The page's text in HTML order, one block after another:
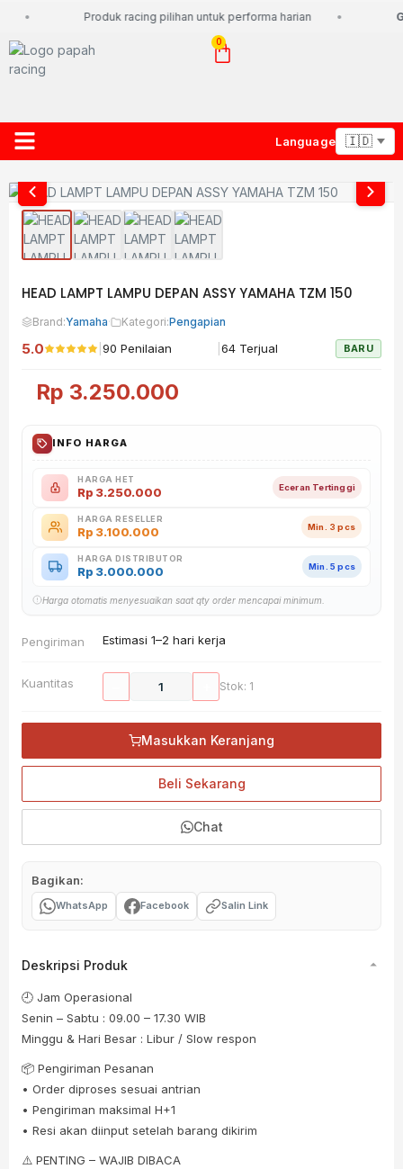
Produk racing pilihan untuk performa harian
0
Language
HEAD LAMPT LAMPU DEPAN ASSY YAMAHA TZM 150
Brand:Yamaha· Kategori:Pengapian
5.0 90 Penilaian 64 Terjual BARU
Rp 3.250.000
INFO HARGA
HARGA HET
Rp 3.250.000 Eceran Tertinggi
HARGA RESELLER
Rp 3.100.000 Min. 3 pcs
HARGA DISTRIBUTOR
Rp 3.000.000 Min. 5 pcs
Harga otomatis menyesuaikan saat qty order mencapai minimum.
Pengiriman Estimasi 1–2 hari kerja
Kuantitas Stok: 1
Masukkan Keranjang
Beli Sekarang
Chat
Bagikan:
WhatsApp Facebook Salin Link
Deskripsi Produk
🕘 Jam Operasional
Senin – Sabtu : 09.00 – 17.30 WIB
Minggu & Hari Besar : Libur / Slow respon
📦 Pengiriman Pesanan
• Order diproses sesuai antrian
• Pengiriman maksimal H+1
• Resi akan diinput setelah barang dikirim
⚠️ PENTING – WAJIB DIBACA